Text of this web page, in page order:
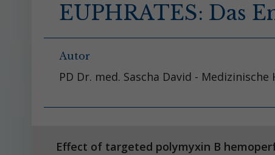
EUPHRATES: Das
Autor
PD Dr. med. Sascha David -
Effect of targeted polymyxin B